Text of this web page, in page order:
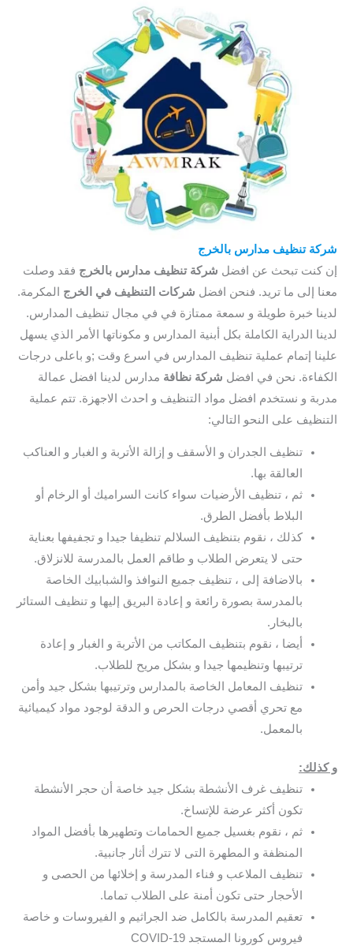
شركة تنظيف مدارس بالخرج
إن كنت تبحث عن افضل شركة تنظيف مدارس بالخرج فقد وصلت
معنا إلى ما تريد. فنحن افضل شركات التنظيف في الخرج المكرمة.
لدينا خبرة طويلة و سمعة ممتازة في في مجال تنظيف المدارس.
لدينا الدراية الكاملة بكل أبنية المدارس و مكوناتها الأمر الذي يسهل
علينا إتمام عملية تنظيف المدارس في اسرع وقت ;و باعلى درجات
الكفاءة. نحن في افضل شركة نظافة مدارس لدينا افضل عمالة
مدربة و نستخدم افضل مواد التنظيف و احدث الاجهزة. تتم عملية
التنظيف على النحو التالي:
تنظيف الجدران و الأسقف و إزالة الأتربة و الغبار و العناكب
العالقة بها.
ثم ، تنظيف الأرضيات سواء كانت السراميك أو الرخام أو
البلاط بأفضل الطرق.
كذلك ، نقوم بتنظيف السلالم تنظيفا جيدا و تجفيفها بعناية
حتى لا يتعرض الطلاب و طاقم العمل بالمدرسة للانزلاق.
بالاضافة إلى ، تنظيف جميع النوافذ والشبابيك الخاصة
بالمدرسة بصورة رائعة و إعادة البريق إليها و تنظيف الستائر
بالبخار.
أيضا ، نقوم بتنظيف المكاتب من الأتربة و الغبار و إعادة
ترتيبها وتنظيمها جيدا و بشكل مريح للطلاب.
تنظيف المعامل الخاصة بالمدارس وترتيبها بشكل جيد وأمن
مع تحري أقصي درجات الحرص و الدقة لوجود مواد كيميائية
بالمعمل.
و كذلك:
تنظيف غرف الأنشطة بشكل جيد خاصة أن حجر الأنشطة
تكون أكثر عرضة للإتساخ.
ثم ، نقوم بغسيل جميع الحمامات وتطهيرها بأفضل المواد
المنظفة و المطهرة التى لا تترك أثار جانبية.
تنظيف الملاعب و فناء المدرسة و إخلائها من الحصى و
الأحجار حتى تكون أمنة على الطلاب تماما.
تعقيم المدرسة بالكامل ضد الجراثيم و الفيروسات و خاصة
فيروس كورونا المستجد COVID-19